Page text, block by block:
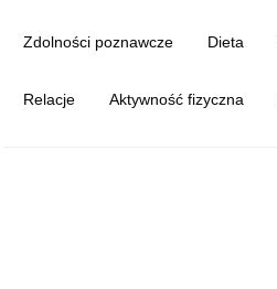
Zdolności poznawcze Dieta
Relacje Aktywność fizyczna